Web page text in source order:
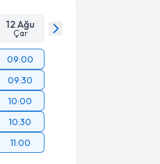
12 Ağu
Çar
09:00
09:30
10:00
10:30
11:00